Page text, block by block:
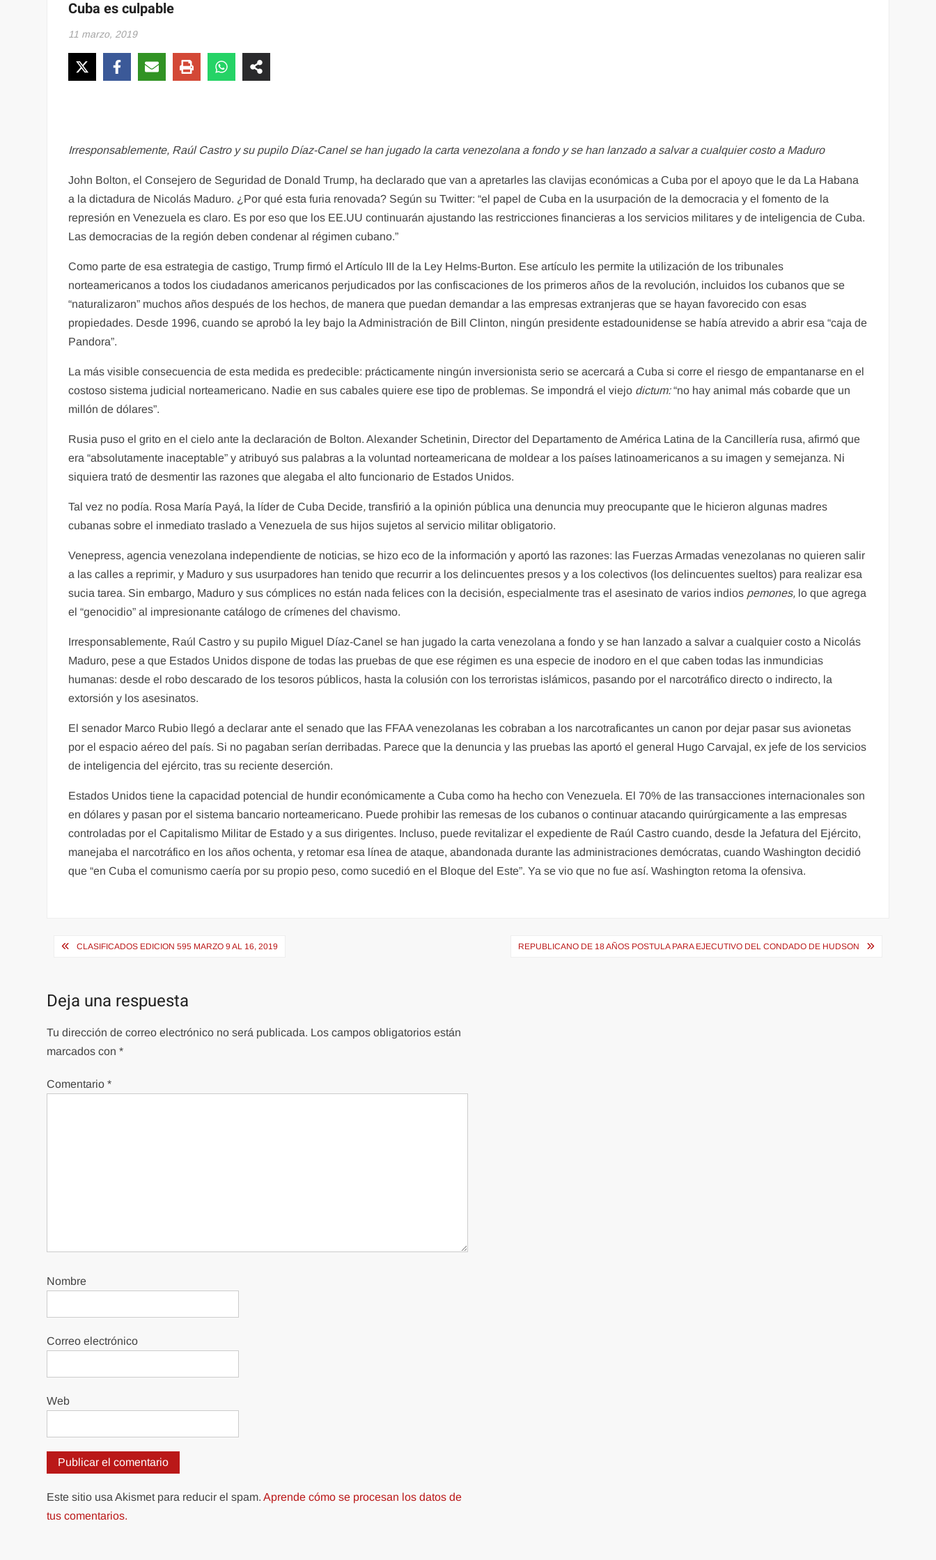
Cuba es culpable
11 marzo, 2019
Irresponsablemente, Raúl Castro y su pupilo Díaz-Canel se han jugado la carta venezolana a fondo y se han lanzado a salvar a cualquier costo a Maduro
John Bolton, el Consejero de Seguridad de Donald Trump, ha declarado que van a apretarles las clavijas económicas a Cuba por el apoyo que le da La Habana
a la dictadura de Nicolás Maduro. ¿Por qué esta furia renovada? Según su Twitter: “el papel de Cuba en la usurpación de la democracia y el fomento de la
represión en Venezuela es claro. Es por eso que los EE.UU continuarán ajustando las restricciones financieras a los servicios militares y de inteligencia de Cuba.
Las democracias de la región deben condenar al régimen cubano.”
Como parte de esa estrategia de castigo, Trump firmó el Artículo III de la Ley Helms-Burton. Ese artículo les permite la utilización de los tribunales
norteamericanos a todos los ciudadanos americanos perjudicados por las confiscaciones de los primeros años de la revolución, incluidos los cubanos que se
“naturalizaron” muchos años después de los hechos, de manera que puedan demandar a las empresas extranjeras que se hayan favorecido con esas
propiedades. Desde 1996, cuando se aprobó la ley bajo la Administración de Bill Clinton, ningún presidente estadounidense se había atrevido a abrir esa “caja de
Pandora”.
La más visible consecuencia de esta medida es predecible: prácticamente ningún inversionista serio se acercará a Cuba si corre el riesgo de empantanarse en el
costoso sistema judicial norteamericano. Nadie en sus cabales quiere ese tipo de problemas. Se impondrá el viejo dictum:“no hay animal más cobarde que un
millón de dólares”.
Rusia puso el grito en el cielo ante la declaración de Bolton. Alexander Schetinin, Director del Departamento de América Latina de la Cancillería rusa, afirmó que
era “absolutamente inaceptable” y atribuyó sus palabras a la voluntad norteamericana de moldear a los países latinoamericanos a su imagen y semejanza. Ni
siquiera trató de desmentir las razones que alegaba el alto funcionario de Estados Unidos.
Tal vez no podía. Rosa María Payá, la líder de Cuba Decide,transfirió a la opinión pública una denuncia muy preocupante que le hicieron algunas madres
cubanas sobre el inmediato traslado a Venezuela de sus hijos sujetos al servicio militar obligatorio.
Venepress, agencia venezolana independiente de noticias, se hizo eco de la información y aportó las razones: las Fuerzas Armadas venezolanas no quieren salir
a las calles a reprimir, y Maduro y sus usurpadores han tenido que recurrir a los delincuentes presos y a los colectivos (los delincuentes sueltos) para realizar esa
sucia tarea. Sin embargo, Maduro y sus cómplices no están nada felices con la decisión, especialmente tras el asesinato de varios indios pemones, lo que agrega
el “genocidio” al impresionante catálogo de crímenes del chavismo.
Irresponsablemente, Raúl Castro y su pupilo Miguel Díaz-Canel se han jugado la carta venezolana a fondo y se han lanzado a salvar a cualquier costo a Nicolás
Maduro, pese a que Estados Unidos dispone de todas las pruebas de que ese régimen es una especie de inodoro en el que caben todas las inmundicias
humanas: desde el robo descarado de los tesoros públicos, hasta la colusión con los terroristas islámicos, pasando por el narcotráfico directo o indirecto, la
extorsión y los asesinatos.
El senador Marco Rubio llegó a declarar ante el senado que las FFAA venezolanas les cobraban a los narcotraficantes un canon por dejar pasar sus avionetas
por el espacio aéreo del país. Si no pagaban serían derribadas. Parece que la denuncia y las pruebas las aportó el general Hugo Carvajal, ex jefe de los servicios
de inteligencia del ejército, tras su reciente deserción.
Estados Unidos tiene la capacidad potencial de hundir económicamente a Cuba como ha hecho con Venezuela. El 70% de las transacciones internacionales son
en dólares y pasan por el sistema bancario norteamericano. Puede prohibir las remesas de los cubanos o continuar atacando quirúrgicamente a las empresas
controladas por el Capitalismo Militar de Estado y a sus dirigentes. Incluso, puede revitalizar el expediente de Raúl Castro cuando, desde la Jefatura del Ejército,
manejaba el narcotráfico en los años ochenta, y retomar esa línea de ataque, abandonada durante las administraciones demócratas, cuando Washington decidió
que “en Cuba el comunismo caería por su propio peso, como sucedió en el Bloque del Este”. Ya se vio que no fue así. Washington retoma la ofensiva.
Navegación
entradas
CLASIFICADOS EDICION 595 MARZO 9 AL 16, 2019 REPUBLICANO DE 18 AÑOS POSTULA PARA EJECUTIVO DEL CONDADO DE HUDSON
Deja una respuesta
Tu dirección de correo electrónico no será publicada. Los campos obligatorios están
marcados con*
Comentario*
Nombre
Correo electrónico
Web
Este sitio usa Akismet para reducir el spam.Aprende cómo se procesan los datos de
tus comentarios.